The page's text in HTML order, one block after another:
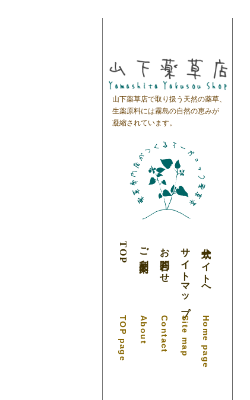
山下薬草店で取り扱う天然の薬草、
生薬原料には霧島の自然の恵みが
凝縮されています。
公式サイトへ
Home page
サイトマップ
Site map
お問合わせ
Contact
ご利用案内
About
TOP
TOP page